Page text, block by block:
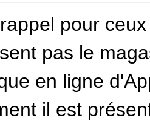
pour
pas le
en ligne
il est